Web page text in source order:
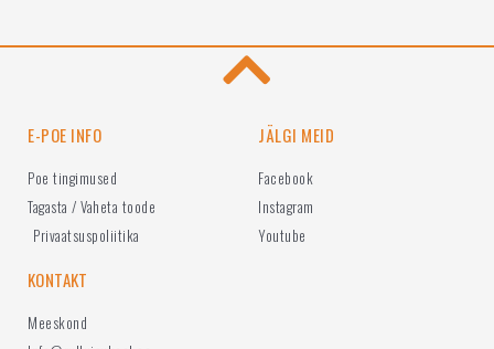
E-POE INFO
Poe tingimused
Tagasta / Vaheta toode
Privaatsuspoliitika
JÄLGI MEID
Facebook
Instagram
Youtube
KONTAKT
Meeskond